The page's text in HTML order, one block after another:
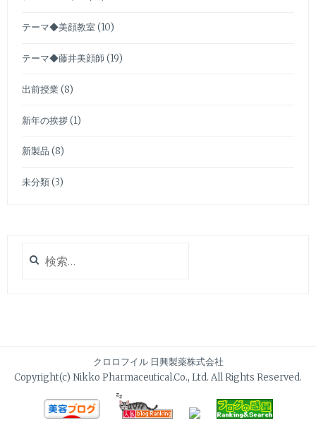
テーマ◆美顔教室 (10)
テーマ◆藤井美顔師 (19)
出前授業 (8)
新年の挨拶(1)
新製品 (8)
未分類(3)
索:
クロロフイル 日興製薬株式会社
Copyright(c) Nikko Pharmaceutical.Co., Ltd. All Rights Reserved.